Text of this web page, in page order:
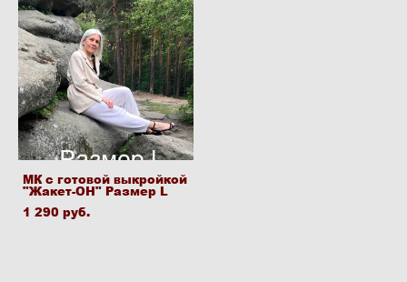
МК с готовой выкройкой
"Жакет-ОН" Размер L
1 290 pуб.